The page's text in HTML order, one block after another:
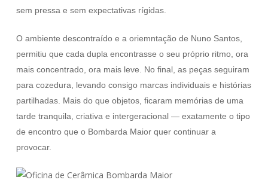
sem pressa e sem expectativas rígidas.
O ambiente descontraído e a oriemntação de Nuno Santos,
permitiu que cada dupla encontrasse o seu próprio ritmo, ora
mais concentrado, ora mais leve. No final, as peças seguiram
para cozedura, levando consigo marcas individuais e histórias
partilhadas. Mais do que objetos, ficaram memórias de uma
tarde tranquila, criativa e intergeracional — exatamente o tipo
de encontro que o Bombarda Maior quer continuar a
provocar.